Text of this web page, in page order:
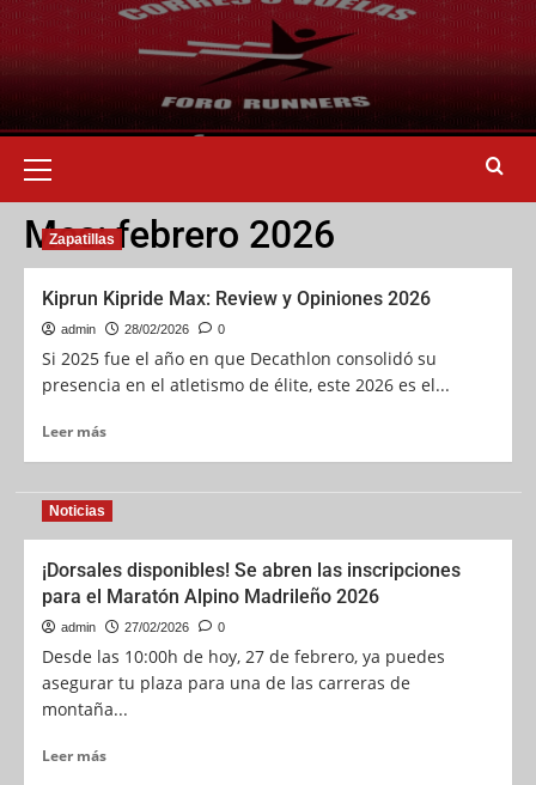
Mes:febrero 2026
Zapatillas
Kiprun Kipride Max: Review y Opiniones 2026
admin 28/02/2026 0
Si 2025 fue el año en que Decathlon consolidó su
presencia en el atletismo de élite, este 2026 es el...
Leer más
Noticias
¡Dorsales disponibles! Se abren las inscripciones
para el Maratón Alpino Madrileño 2026
admin 27/02/2026 0
Desde las 10:00h de hoy, 27 de febrero, ya puedes
asegurar tu plaza para una de las carreras de
montaña...
Leer más